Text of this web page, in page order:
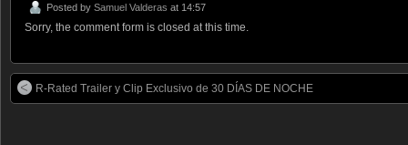
Posted by Samuel Valderas at 14:57
Sorry, the comment form is closed at this time.
R-Rated Trailer y Clip Exclusivo de 30 DÍAS DE NOCHE